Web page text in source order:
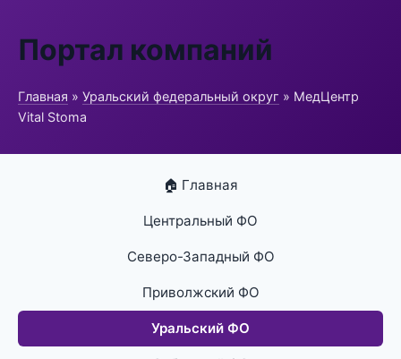
Портал компаний
Главная » Уральский федеральный округ » МедЦентр
Vital Stoma
🏠 Главная
Центральный ФО
Северо-Западный ФО
Приволжский ФО
Уральский ФО